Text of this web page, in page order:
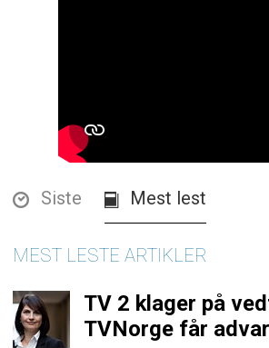
Siste Mest lest
MEST LESTE ARTIKLER
TV 2 klager på
TVNorge får